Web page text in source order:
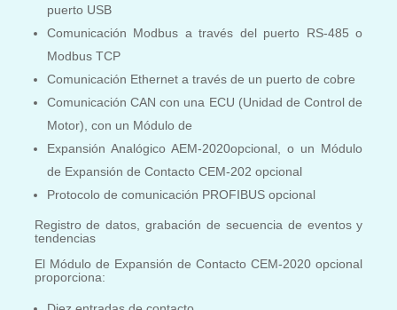
puerto USB
Comunicación Modbus a través del puerto RS-485 o
Modbus TCP
Comunicación Ethernet a través de un puerto de cobre
Comunicación CAN con una ECU (Unidad de Control de
Motor), con un Módulo de
Expansión Analógico AEM-2020opcional, o un Módulo
de Expansión de Contacto CEM-202 opcional
Protocolo de comunicación PROFIBUS opcional
Registro de datos, grabación de secuencia de eventos y
tendencias
El Módulo de Expansión de Contacto CEM-2020 opcional
proporciona: